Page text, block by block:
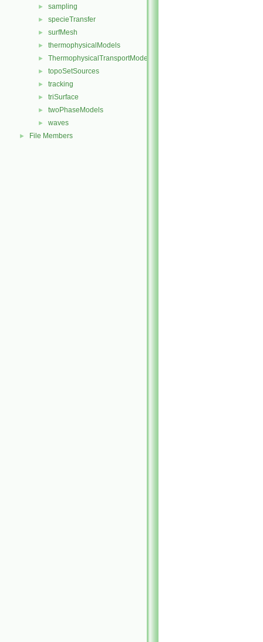
► sampling
► specieTransfer
► surfMesh
► thermophysicalModels
► ThermophysicalTransportModels
► topoSetSources
► tracking
► triSurface
► twoPhaseModels
► waves
► File Members